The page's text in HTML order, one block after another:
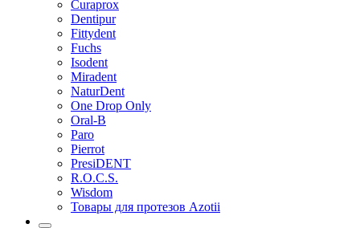
Curaprox
Dentipur
Fittydent
Fuchs
Isodent
Miradent
NaturDent
One Drop Only
Oral-B
Paro
Pierrot
PresiDENT
R.O.C.S.
Wisdom
Товары для протезов Azotii